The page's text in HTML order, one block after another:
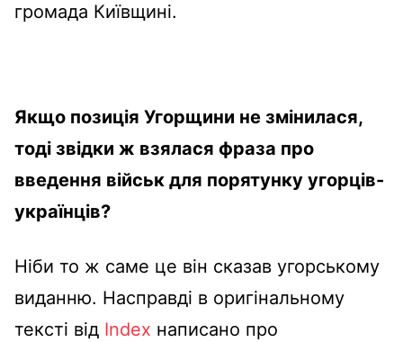
громада Київщині.
Якщо позиція Угорщини не змінилася,
тоді звідки ж взялася фраза про
введення військ для порятунку угорців-
українців?
Ніби то ж саме це він сказав угорському
виданню. Насправді в оригінальному
тексті від Index написано про